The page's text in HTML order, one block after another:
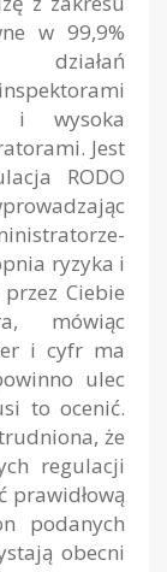
w 99,9%
działań
i wysoka
Jest
RODO
ryzyka i
Ciebie
mówiąc
i cyfr ma
ulec
to ocenić.
że
regulacji
prawidłową
podanych
obecni